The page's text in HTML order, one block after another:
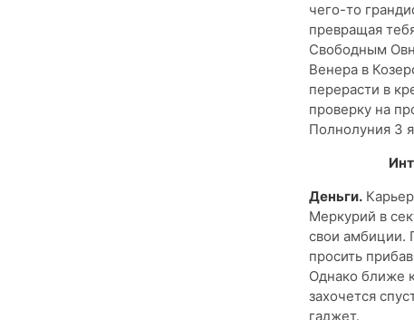
чего-то
превращая
Свободным
Венера в
перерасти в
проверку на
Полнолуния 3
Деньги.
Меркурий в
свои амбиции.
просить
Однако ближе
захочется
гаджет.